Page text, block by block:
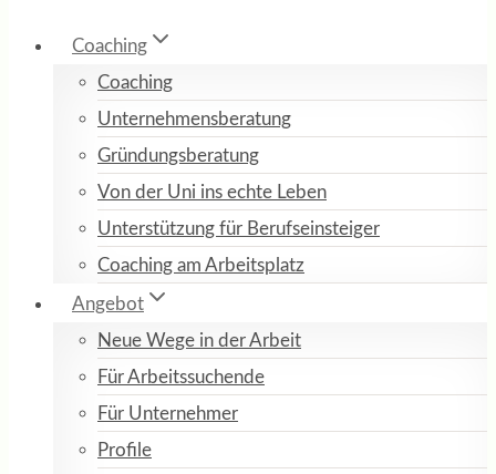
Coaching
Coaching
Unternehmensberatung
Gründungsberatung
Von der Uni ins echte Leben
Unterstützung für Berufseinsteiger
Coaching am Arbeitsplatz
Angebot
Neue Wege in der Arbeit
Für Arbeitssuchende
Für Unternehmer
Profile